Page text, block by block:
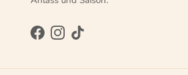
FacebookInstagram
TikTok